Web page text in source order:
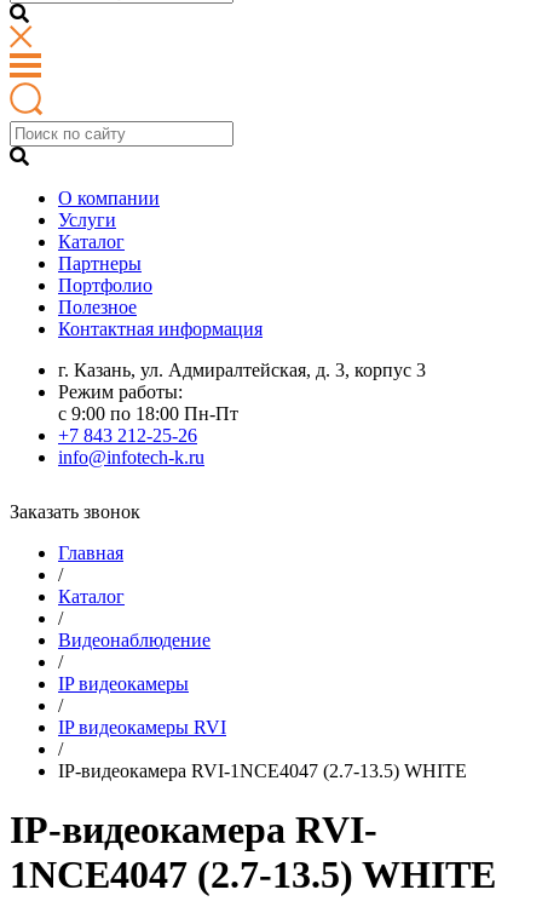
О компании
Услуги
Каталог
Партнеры
Портфолио
Полезное
Контактная информация
г. Казань, ул. Адмиралтейская, д. 3, корпус 3
Режим работы:
с 9:00 по 18:00 Пн-Пт
+7 843 212-25-26
info@infotech-k.ru
Заказать звонок
Главная
/
Каталог
/
Видеонаблюдение
/
IP видеокамеры
/
IP видеокамеры RVI
/
IP-видеокамера RVI-1NCE4047 (2.7-13.5) WHITE
IP-видеокамера RVI-
1NCE4047 (2.7-13.5) WHITE